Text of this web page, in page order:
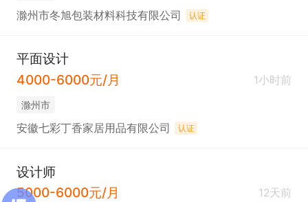
滁州市冬旭包装材料科技有限公司 认证
平面设计
4000-6000元/月
1小时前
滁州市
安徽七彩丁香家居用品有限公司 认证
设计师
5000-6000元/月
12天前